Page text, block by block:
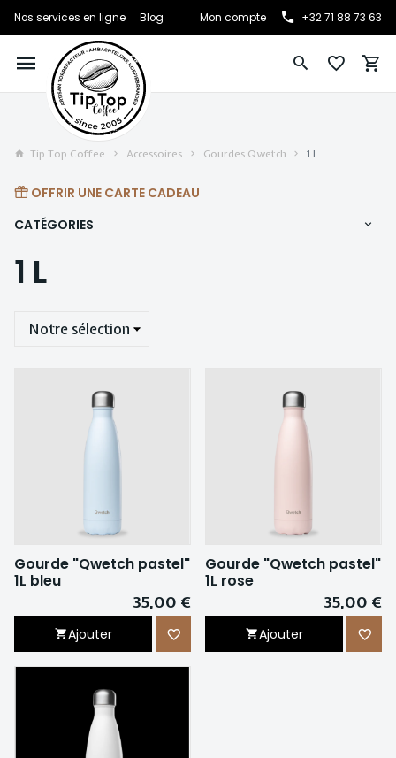
Nos services en ligne Blog Mon compte +32 71 88 73 63
Tip Top Coffee Accessoires Gourdes Qwetch 1 L
OFFRIR UNE CARTE CADEAU
CATÉGORIES
1 L
Gourde "Qwetch pastel"
1L bleu
35,00 €
Ajouter
Gourde "Qwetch pastel"
1L rose
35,00 €
Ajouter